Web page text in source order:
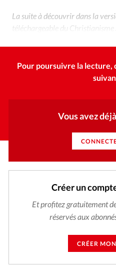
La suite à découvrir dans la
téléchargeable du Christianisme
Pour poursuivre la lecture,
Vous avez
Créer un
Et profitez gratuitement
réservés aux
CRÉER